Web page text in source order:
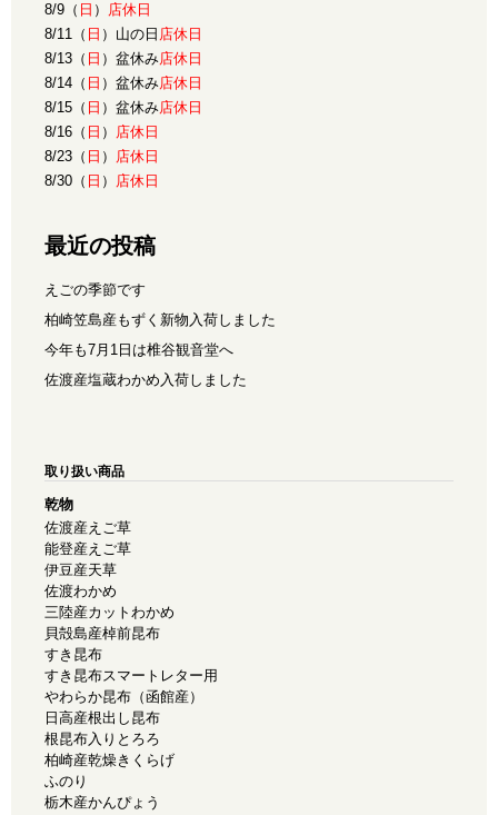
8/9（ 日 ） 店休日
8/11（ 日 ）山の日 店休日
8/13（ 日 ）盆休み店休日
8/14（ 日 ）盆休み店休日
8/15（ 日 ）盆休み店休日
8/16（ 日 ） 店休日
8/23（ 日 ） 店休日
8/30（ 日 ） 店休日
最近の投稿
えごの季節です
柏崎笠島産もずく新物入荷しました
今年も7月1日は椎谷観音堂へ
佐渡産塩蔵わかめ入荷しました
取り扱い商品
乾物
佐渡産えご草
能登産えご草
伊豆産天草
佐渡わかめ
三陸産カットわかめ
貝殻島産棹前昆布
すき昆布
すき昆布スマートレター用
やわらか昆布（函館産）
日高産根出し昆布
根昆布入りとろろ
柏崎産乾燥きくらげ
ふのり
栃木産かんぴょう